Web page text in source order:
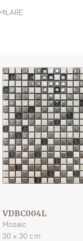
VDBC004L
Mozaic
30 х 30 cm